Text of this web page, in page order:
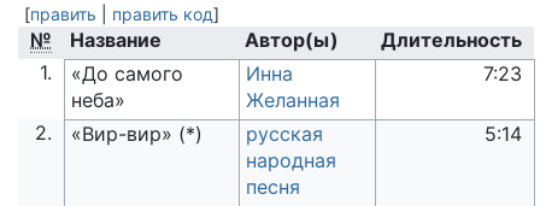
[править править код]
№ Название Автор(ы)
Длительность
1.
«До самого
неба»
Инна
Желанная
7:23
2. «Вир-вир» (*)
русская
народная
песня
5:14